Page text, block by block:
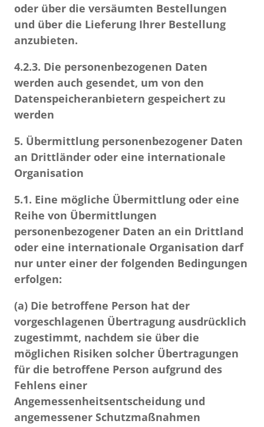
oder über die versäumten Bestellungen
und über die Lieferung Ihrer Bestellung
anzubieten.
4.2.3. Die personenbezogenen Daten
werden auch gesendet, um von den
Datenspeicheranbietern gespeichert zu
werden
5. Übermittlung personenbezogener Daten
an Drittländer oder eine internationale
Organisation
5.1. Eine mögliche Übermittlung oder eine
Reihe von Übermittlungen
personenbezogener Daten an ein Drittland
oder eine internationale Organisation darf
nur unter einer der folgenden Bedingungen
erfolgen:
(a) Die betroffene Person hat der
vorgeschlagenen Übertragung ausdrücklich
zugestimmt, nachdem sie über die
möglichen Risiken solcher Übertragungen
für die betroffene Person aufgrund des
Fehlens einer
Angemessenheitsentscheidung und
angemessener Schutzmaßnahmen